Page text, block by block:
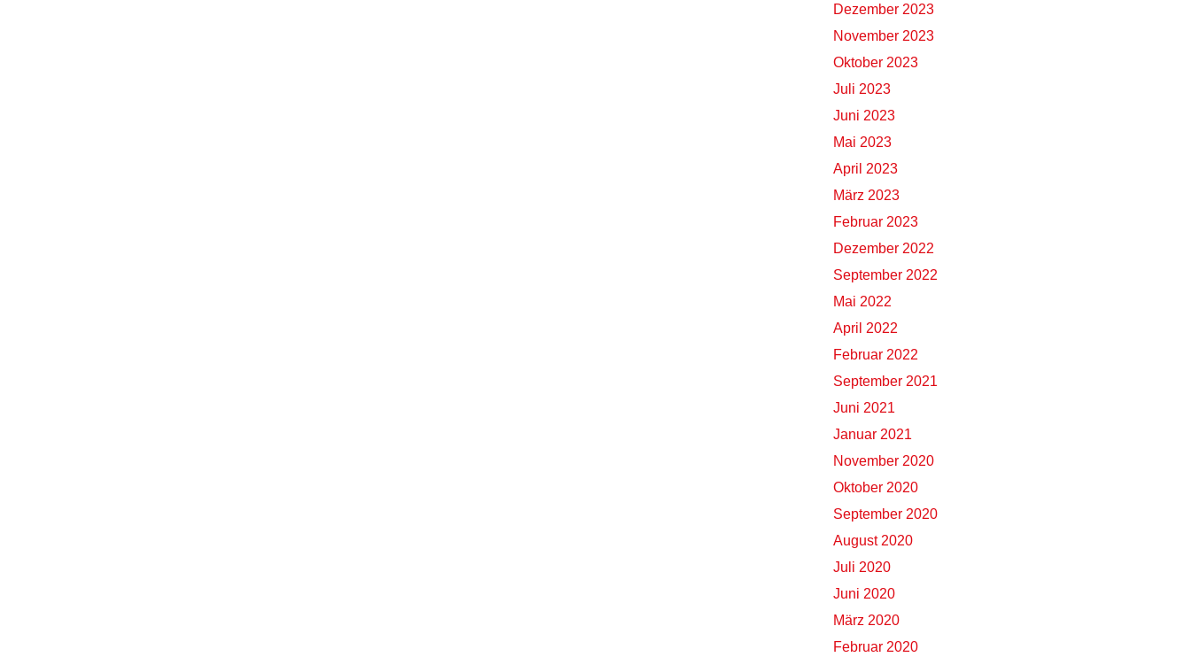
Dezember 2023
November 2023
Oktober 2023
Juli 2023
Juni 2023
Mai 2023
April 2023
März 2023
Februar 2023
Dezember 2022
September 2022
Mai 2022
April 2022
Februar 2022
September 2021
Juni 2021
Januar 2021
November 2020
Oktober 2020
September 2020
August 2020
Juli 2020
Juni 2020
März 2020
Februar 2020